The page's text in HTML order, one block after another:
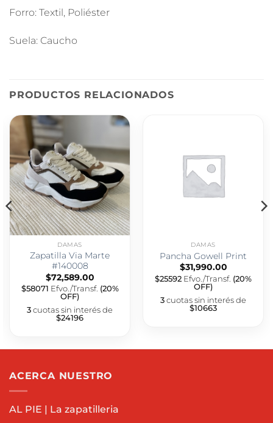
Forro: Textil, Poliéster
Suela: Caucho
PRODUCTOS RELACIONADOS
DAMAS
Zapatilla Via Marte
#140008
$72,589.00
$58071 Efvo./Transf. (20%
OFF)
3cuotas sin interés de
$24196
DAMAS
Pancha Gowell Print
$31,990.00
$25592 Efvo./Transf. (20%
OFF)
3cuotas sin interés de
$10663
ACERCA NUESTRO
AL PIE | La zapatilleria